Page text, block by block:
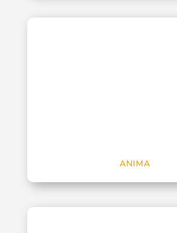
ANIMA